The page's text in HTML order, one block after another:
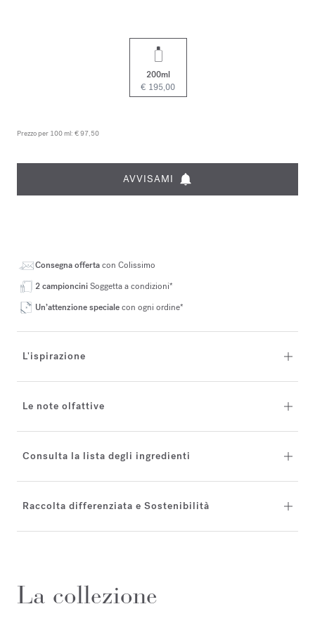
200ml
€ 195,00
Prezzo per 100 ml: € 97,50
AVVISAMI
Consegna offertacon Colissimo
2 campionciniSoggetta a condizioni*
Un’attenzione specialecon ogni ordine*
L'ispirazione
Le note olfattive
Consulta la lista degli ingredienti
Raccolta differenziata e Sostenibilità
La collezione